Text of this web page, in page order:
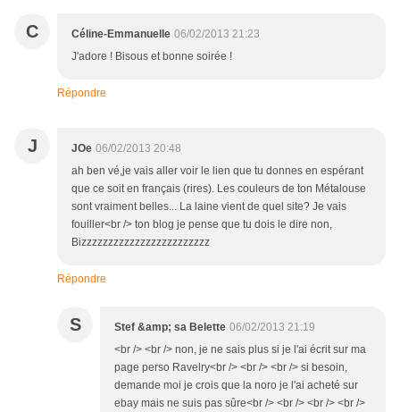
C Céline-Emmanuelle 06/02/2013 21:23
J'adore ! Bisous et bonne soirée !
Répondre
J JOe 06/02/2013 20:48
ah ben vé,je vais aller voir le lien que tu donnes en espérant
que ce soit en français (rires). Les couleurs de ton Métalouse
sont vraiment belles... La laine vient de quel site? Je vais
fouiller<br /> ton blog je pense que tu dois le dire non,
Bizzzzzzzzzzzzzzzzzzzzzzzz
Répondre
S Stef &amp; sa Belette 06/02/2013 21:19
<br /> <br /> non, je ne sais plus si je l'ai écrit sur ma
page perso Ravelry<br /> <br /> <br /> si besoin,
demande moi je crois que la noro je l'ai acheté sur
ebay mais ne suis pas sûre<br /> <br /> <br /> <br />